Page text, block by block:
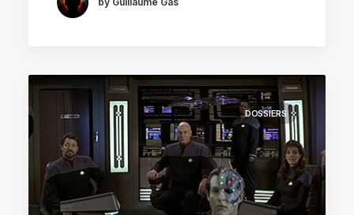
DOSSIERS